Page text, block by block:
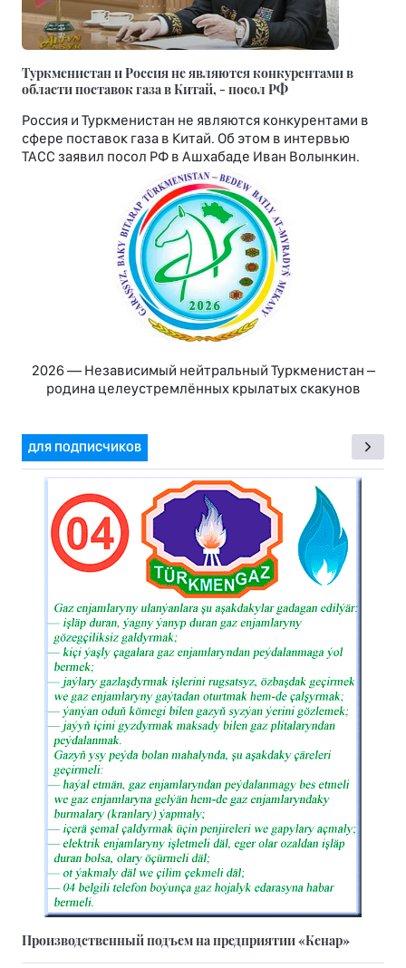
Туркменистан и Россия не являются конкурентами в
области поставок газа в Китай, - посол РФ
Россия и Туркменистан не являются конкурентами в
сфере поставок газа в Китай. Об этом в интервью
ТАСС заявил посол РФ в Ашхабаде Иван Волынкин.
2026 — Независимый нейтральный Туркменистан –
родина целеустремлённых крылатых скакунов
ДЛЯ ПОДПИСЧИКОВ
Производственный подъем на предприятии «Кенар»